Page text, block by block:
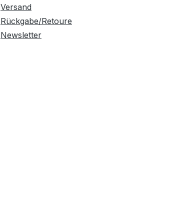
Versand
Rückgabe/Retoure
Newsletter